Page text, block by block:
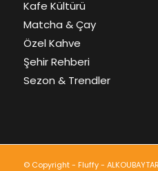
Kafe Kültürü
Matcha & Çay
Özel Kahve
Şehir Rehberi
Sezon & Trendler
© Copyright - Fluffy - ALKOUBAYTARI